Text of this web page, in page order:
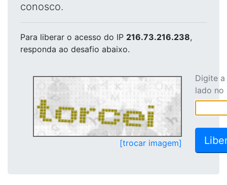
conosco.
Para liberar o acesso do IP 216.73.216.238,
responda ao desafio abaixo.
[trocar imagem]
Digite
lado no